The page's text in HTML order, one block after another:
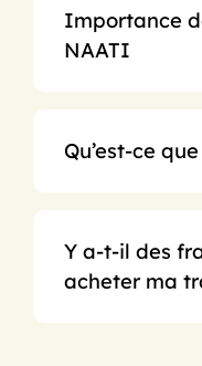
Importance
NAATI
Qu’est-ce
Y a-t-il des
acheter ma